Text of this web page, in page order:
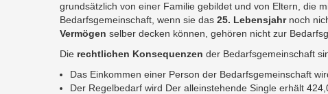
grundsätzlich von einer Familie gebildet und von Eltern, die
Bedarfsgemeinschaft, wenn sie das 25. Lebensjahrnoch
Vermögen selber decken können, gehören nicht zur
Die rechtlichen Konsequenzen der Bedarfsgemeinschaft
Das Einkommen einer Person der Bedarfsgemeinschaft
Der Regelbedarf wird Der alleinstehende Single erhält